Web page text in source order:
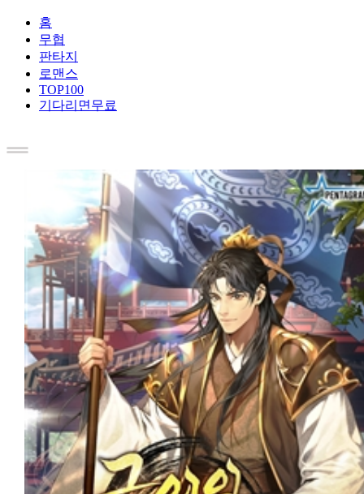
홈
무협
판타지
로맨스
TOP100
기다리면무료